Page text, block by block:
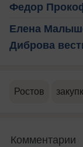
Федор
Елена
Диброва
Ростов
Комментарии